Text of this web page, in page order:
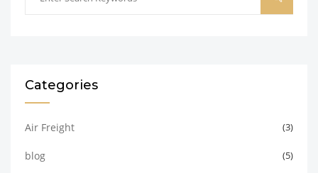
Categories
Air Freight (3)
blog (5)